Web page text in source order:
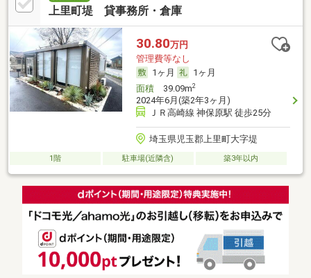
上里町堤 貸事務所・倉庫
30.80万円
管理費等なし
1ヶ月
1ヶ月
面積39.09m2
2024年6月(築2年3ヶ月)
ＪＲ高崎線 神保原駅 徒歩25分
埼玉県児玉郡上里町大字堤
1階 駐車場(近隣含) 築3年以内